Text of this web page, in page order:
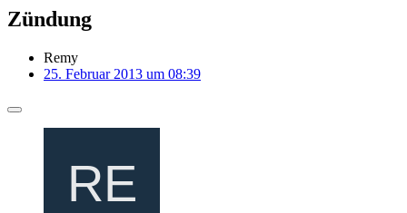
Zündung
Remy
25. Februar 2013 um 08:39